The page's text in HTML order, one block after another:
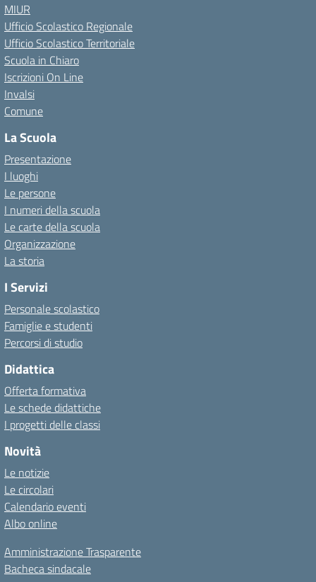
MIUR
Ufficio Scolastico Regionale
Ufficio Scolastico Territoriale
Scuola in Chiaro
Iscrizioni On Line
Invalsi
Comune
La Scuola
Presentazione
I luoghi
Le persone
I numeri della scuola
Le carte della scuola
Organizzazione
La storia
I Servizi
Personale scolastico
Famiglie e studenti
Percorsi di studio
Didattica
Offerta formativa
Le schede didattiche
I progetti delle classi
Novità
Le notizie
Le circolari
Calendario eventi
Albo online
Amministrazione Trasparente
Bacheca sindacale